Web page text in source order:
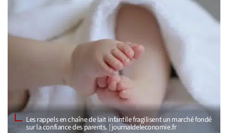
Les rappels en chaîne de lait infantile fragilisent un marché fondé
sur la confiance des parents. | journaldeleconomie.fr